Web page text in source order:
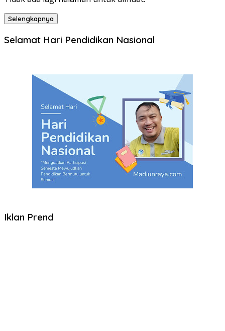
Selengkapnya
Selamat Hari Pendidikan Nasional
Iklan Prend